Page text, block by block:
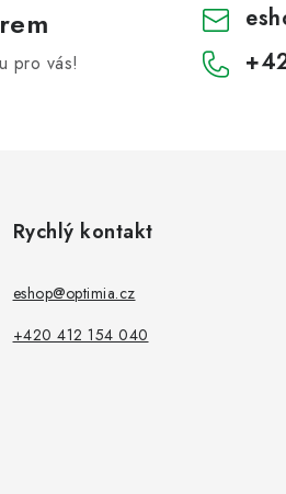
pro vás!
Rychlý kontakt
eshop@optimia.cz
+420 412 154 040